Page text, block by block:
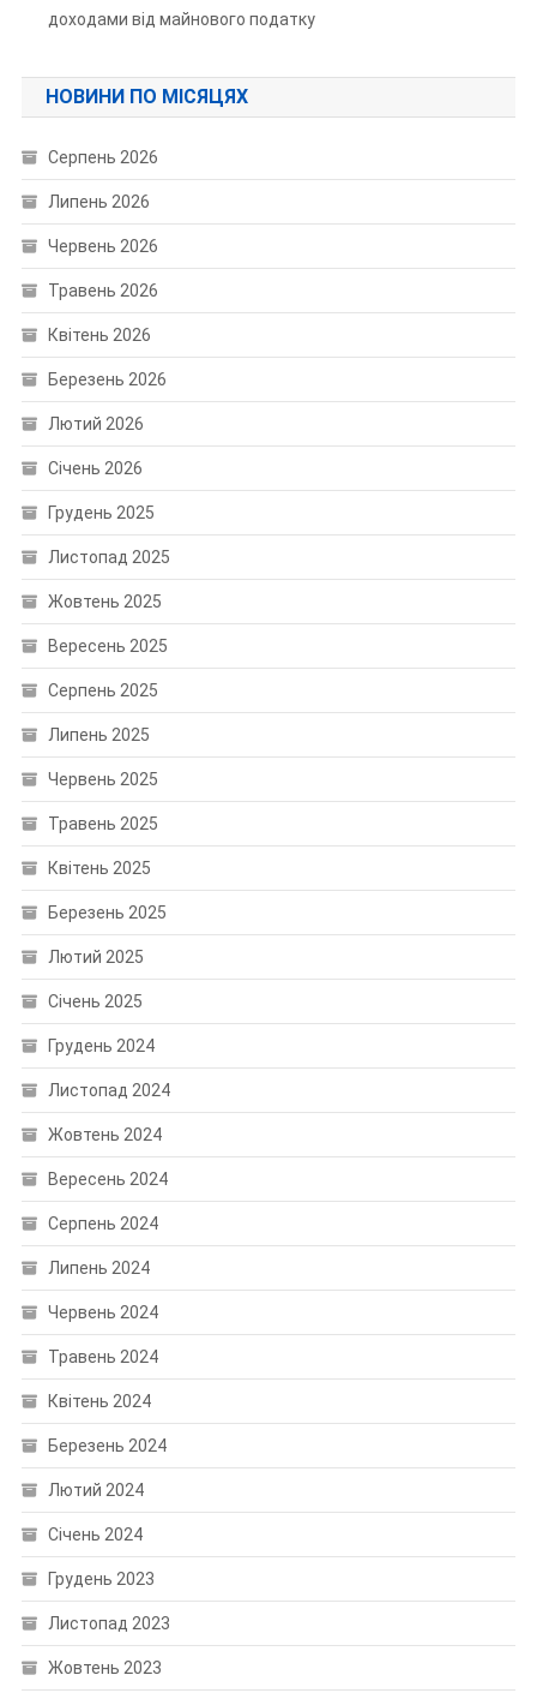
доходами від майнового податку
НОВИНИ ПО МІСЯЦЯХ
Серпень 2026
Липень 2026
Червень 2026
Травень 2026
Квітень 2026
Березень 2026
Лютий 2026
Січень 2026
Грудень 2025
Листопад 2025
Жовтень 2025
Вересень 2025
Серпень 2025
Липень 2025
Червень 2025
Травень 2025
Квітень 2025
Березень 2025
Лютий 2025
Січень 2025
Грудень 2024
Листопад 2024
Жовтень 2024
Вересень 2024
Серпень 2024
Липень 2024
Червень 2024
Травень 2024
Квітень 2024
Березень 2024
Лютий 2024
Січень 2024
Грудень 2023
Листопад 2023
Жовтень 2023